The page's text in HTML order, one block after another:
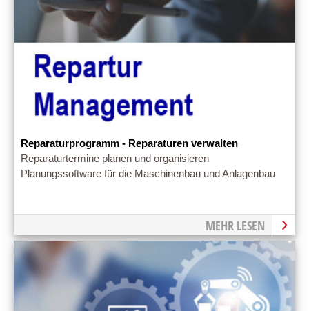
Reparaturprogramm - Reparaturen verwalten
Reparaturtermine planen und organisieren
Planungssoftware für die Maschinenbau und Anlagenbau
MEHR LESEN